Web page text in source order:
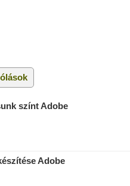
színt Adobe
Adobe